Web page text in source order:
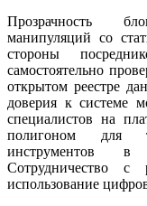
Прозрачность
манипуляций со
стороны
самостоятельно
открытом реестре
доверия к системе
специалистов на
полигоном для
инструментов в
Сотрудничество с
использование